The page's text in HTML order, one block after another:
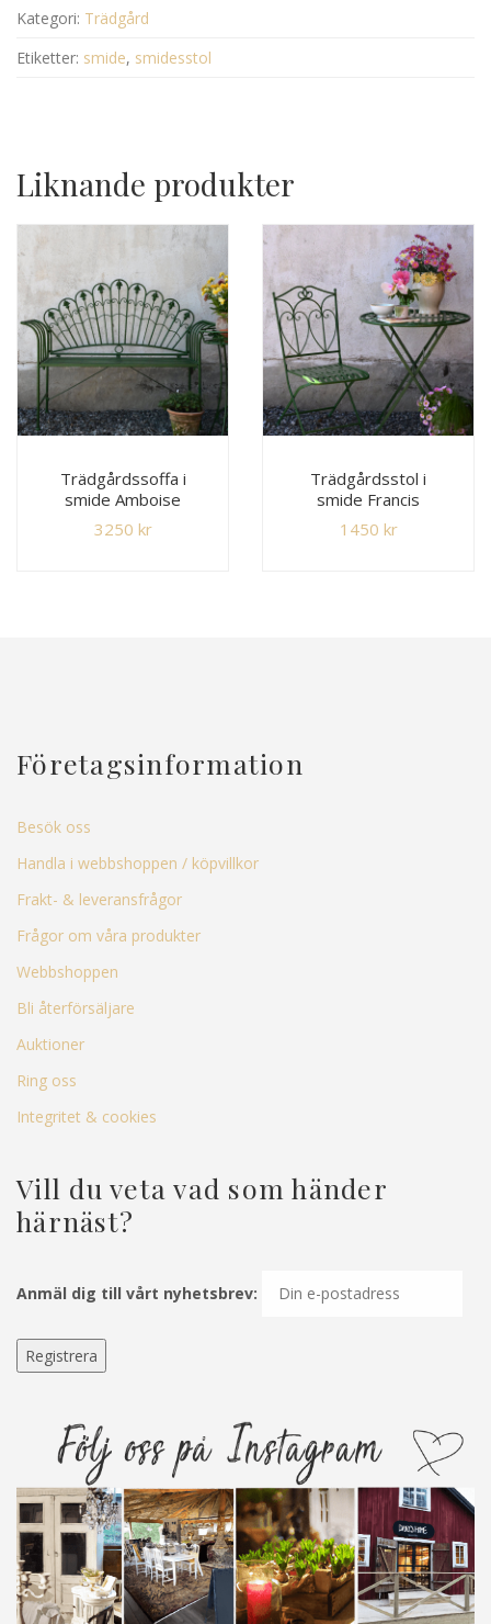
Kategori: Trädgård
Etiketter: smide, smidesstol
Liknande produkter
Trädgårdssoffa i
smide Amboise
3250 kr
Trädgårdsstol i
smide Francis
1450 kr
Företagsinformation
Besök oss
Handla i webbshoppen / köpvillkor
Frakt- & leveransfrågor
Frågor om våra produkter
Webbshoppen
Bli återförsäljare
Auktioner
Ring oss
Integritet & cookies
Vill du veta vad som händer
härnäst?
Anmäl dig till vårt nyhetsbrev: